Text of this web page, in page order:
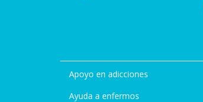
Apoyo en adicciones
Ayuda a enfermos